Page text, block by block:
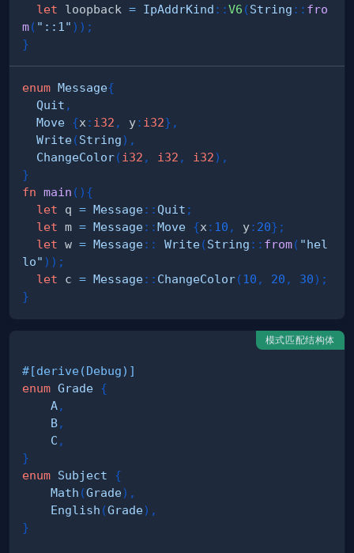
let loopback = IpAddrKind ::V6 (String :: fro
m( "::1" ) ) ;
}
enum Message{
Quit ,
Move {x : i32 , y: i32} ,
Write(String) ,
ChangeColor(i32 , i32 , i32) ,
}
fn main ( ) {
let q = Message::Quit ;
let m = Message::Move {x : 10 , y: 20} ;
let w = Message:: Write(String :: from( "hel
lo" ) ) ;
let c = Message:: ChangeColor(10 , 20 , 30) ;
}
模式匹配结构体
#[derive(Debug)]
enum Grade {
A,
B,
C ,
}
enum Subject
{
Math (Grade) ,
English (Grade) ,
}